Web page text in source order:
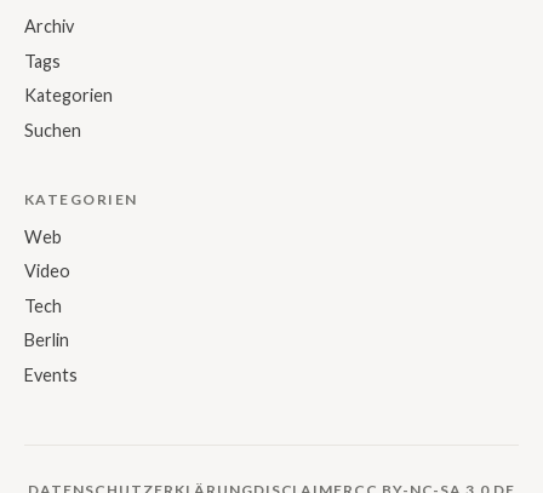
Archiv
Tags
Kategorien
Suchen
KATEGORIEN
Web
Video
Tech
Berlin
Events
DATENSCHUTZERKLÄRUNGDISCLAIMER CC BY-NC-SA 3.0 DE